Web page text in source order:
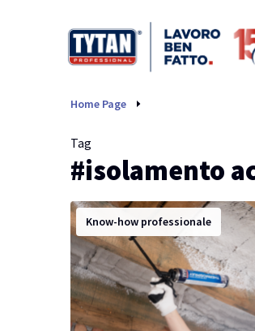
Home Page
Tag
#isolamento
Know-how professionale